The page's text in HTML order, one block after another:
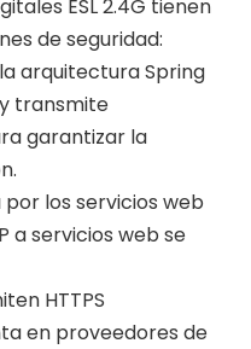
ESL 2.4G tienen
de seguridad:
arquitectura Spring
transmite
garantizar la
los servicios web
a servicios web se
HTTPS
en proveedores de